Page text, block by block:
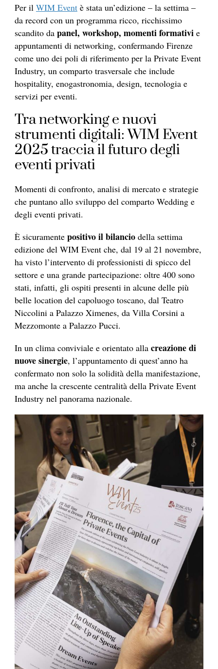
Per il WIM Event è stata un’edizione – la settima –
da record con un programma ricco, ricchissimo
scandito da panel, workshop, momenti formativi e
appuntamenti di networking, confermando Firenze
come uno dei poli di riferimento per la Private Event
Industry, un comparto trasversale che include
hospitality, enogastronomia, design, tecnologia e
servizi per eventi.
Tra networking e nuovi
strumenti digitali: WIM Event
2025 traccia il futuro degli
eventi privati
Momenti di confronto, analisi di mercato e strategie
che puntano allo sviluppo del comparto Wedding e
degli eventi privati.
È sicuramente positivo il bilancio della settima
edizione del WIM Event che, dal 19 al 21 novembre,
ha visto l’intervento di professionisti di spicco del
settore e una grande partecipazione: oltre 400 sono
stati, infatti, gli ospiti presenti in alcune delle più
belle location del capoluogo toscano, dal Teatro
Niccolini a Palazzo Ximenes, da Villa Corsini a
Mezzomonte a Palazzo Pucci.
In un clima conviviale e orientato alla creazione di
nuove sinergie, l’appuntamento di quest’anno ha
confermato non solo la solidità della manifestazione,
ma anche la crescente centralità della Private Event
Industry nel panorama nazionale.